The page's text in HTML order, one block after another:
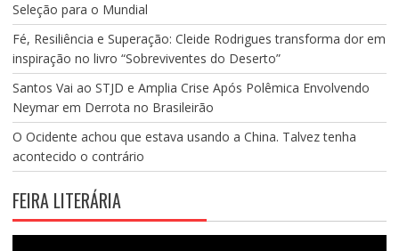
Seleção para o Mundial
Fé, Resiliência e Superação: Cleide Rodrigues transforma dor em
inspiração no livro “Sobreviventes do Deserto”
Santos Vai ao STJD e Amplia Crise Após Polêmica Envolvendo
Neymar em Derrota no Brasileirão
O Ocidente achou que estava usando a China. Talvez tenha
acontecido o contrário
FEIRA LITERÁRIA